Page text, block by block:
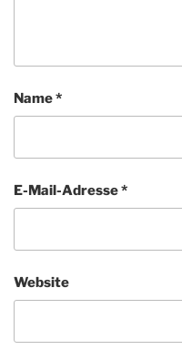
Name*
E-Mail-Adresse*
Website